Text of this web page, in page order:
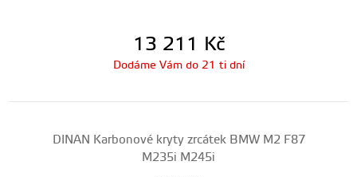
13 211 Kč
Dodáme Vám do 21 ti dní
DINAN Karbonové kryty zrcátek BMW M2 F87
M235i M245i